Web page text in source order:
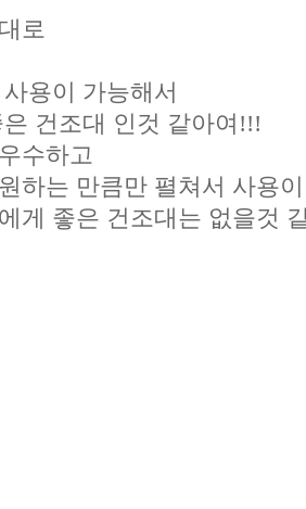
로
용이 가능해서
건조대 인것 같아여!!!
수하고
하는 만큼만 펼쳐서 사용
게 좋은 건조대는 없을것